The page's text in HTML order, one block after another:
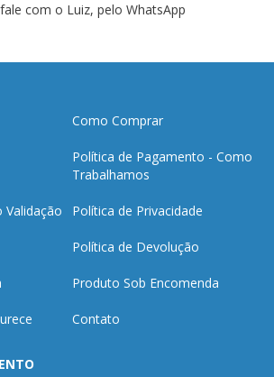
com o Luiz, pelo WhatsApp
Como Comprar
Política de Pagamento - Como
Trabalhamos
Validação
Política de Privacidade
Política de Devolução
Produto Sob Encomenda
Contato